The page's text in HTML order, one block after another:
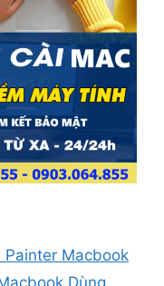
Painter Macbook